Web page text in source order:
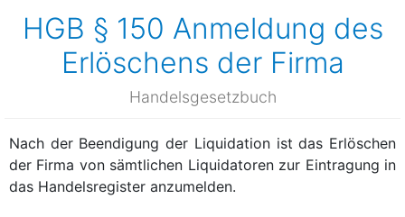
HGB § 150 Anmeldung des
Erlöschens der Firma
Handelsgesetzbuch
Nach der Beendigung der Liquidation ist das Erlöschen
der Firma von sämtlichen Liquidatoren zur Eintragung in
das Handelsregister anzumelden.